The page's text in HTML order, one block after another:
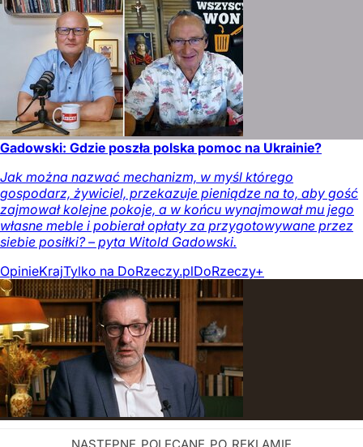
Gadowski: Gdzie poszła polska pomoc na Ukrainie?
Jak można nazwać mechanizm, w myśl którego
gospodarz, żywiciel, przekazuje pieniądze na to, aby gość
zajmował kolejne pokoje, a w końcu wynajmował mu jego
własne meble i pobierał opłaty za przygotowywane przez
siebie posiłki? – pyta Witold Gadowski.
OpinieKrajTylko na DoRzeczy.plDoRzeczy+